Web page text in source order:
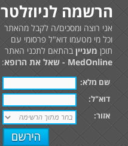
הרשמה לניוזלטר
אני רוצה ומסכים/ה לקבל מהאתר
וכל מי מטעמו דוא"ל פרסומי עם
תוכן מענייןבהתאם לתכני האתר
MedOnline - שאל את הרופא
:
שם מלא:
דוא"ל:
אזור: